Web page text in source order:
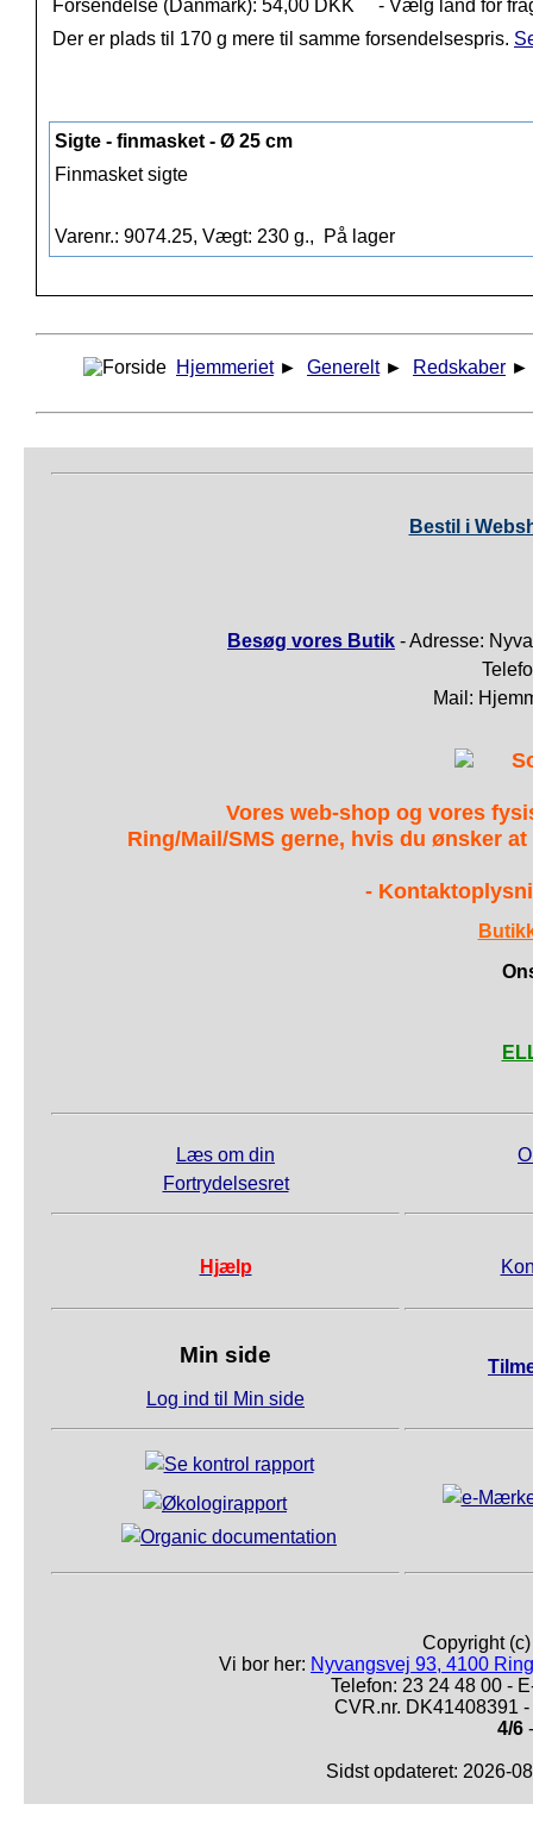
Forsendelse (Danmark): 54,00 DKK
- Vælg land for
Der er plads til 170 g mere til samme forsendelsespris.
Sigte - finmasket - Ø 25 cm
Finmasket sigte
Varenr.: 9074.25, Vægt: 230 g., På lager
Hjemmeriet ► Generelt ► Redskaber ►
Bestil i
Besøg vores Butik - Adresse:
Mail:
Vores web-shop og vores
Ring/Mail/SMS gerne, hvis du ønsker
-
Læs om din
Fortrydelsesret
Hjælp
Min side
Log ind til Min side
Copyright
Vi bor her: Nyvangsvej 93, 4100
Telefon: 23 24 48 00 -
CVR.nr. DK41408391
4/6
Sidst opdateret: 2026-